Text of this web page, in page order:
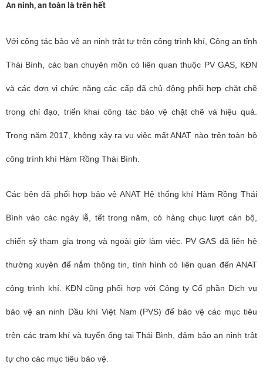
An ninh, an toàn là trên hết
Với công tác bảo vệ an ninh trật tự trên công trình khí, Công an tỉnh
Thái Bình, các ban chuyên môn có liên quan thuộc PV GAS, KĐN
và các đơn vị chức năng các cấp đã chủ động phối hợp chặt chẽ
trong chỉ đạo, triển khai công tác bảo vệ chặt chẽ và hiệu quả.
Trong năm 2017, không xảy ra vụ việc mất ANAT nào trên toàn bộ
công trình khí Hàm Rồng Thái Bình.
Các bên đã phối hợp bảo vệ ANAT Hệ thống khí Hàm Rồng Thái
Bình vào các ngày lễ, tết trong năm, có hàng chục lượt cán bộ,
chiến sỹ tham gia trong và ngoài giờ làm việc. PV GAS đã liên hệ
thường xuyên để nắm thông tin, tình hình có liên quan đến ANAT
công trình khí. KĐN cũng phối hợp với Công ty Cổ phần Dịch vụ
bảo vệ an ninh Dầu khí Việt Nam (PVS) để bảo vệ các mục tiêu
trên các trạm khí và tuyến ống tại Thái Bình, đảm bảo an ninh trật
tự cho các mục tiêu bảo vệ.